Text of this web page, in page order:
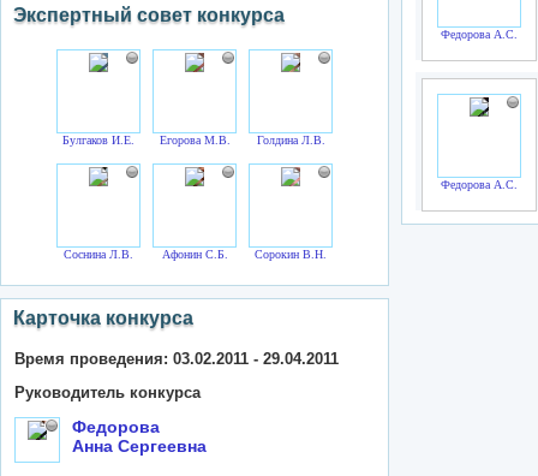
Экспертный совет конкурса
Булгаков И.Е. Егорова М.В. Голдина Л.В.
Соснина Л.В. Афонин С.Б. Сорокин В.Н.
Карточка конкурса
Время проведения: 03.02.2011 - 29.04.2011
Руководитель конкурса
Федорова
Анна Сергеевна
Федорова А.С.
Федорова А.С.